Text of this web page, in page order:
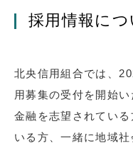
採用情報につ
北央信用組合では、
用募集の受付を開始い
金融を志望されてい
いる方、一緒に地域